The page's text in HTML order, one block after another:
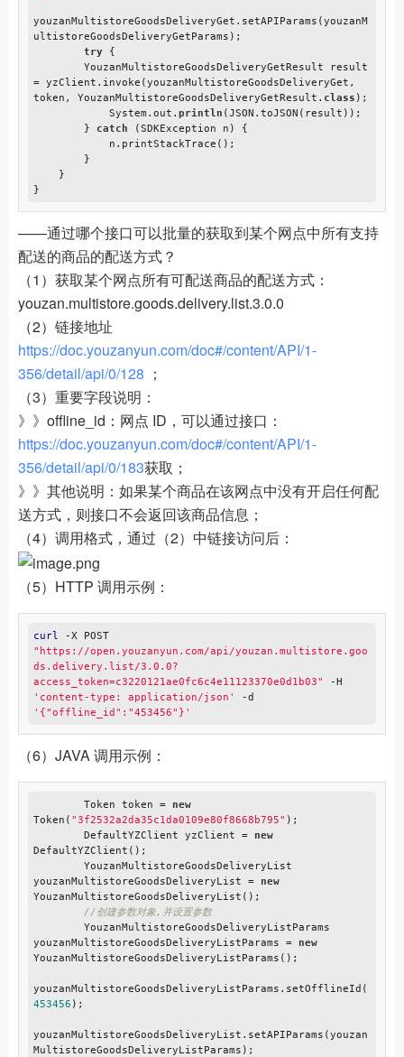
youzanMultistoreGoodsDeliveryGet.setAPIParams(youzanM
ultistoreGoodsDeliveryGetParams);
try {
= yzClient.invoke(youzanMultistoreGoodsDeliveryGet,
token, YouzanMultistoreGoodsDeliveryGetResult. class );
            System.out.
println (JSON.toJSON(result));
        }
catch (SDKException n) {
——通过哪个接口可以批量的获取到某个网点中所有支持
配送的商品的配送方式？
（1）获取某个网点所有可配送商品的配送方式：
youzan.multistore.goods.delivery.list.3.0.0
（2）链接地址
https://doc.youzanyun.com/doc#/content/API/1-
356/detail/api/0/128 ；
（3）重要字段说明：
》》offline_id：网点 ID，可以通过接口：
https://doc.youzanyun.com/doc#/content/API/1-
356/detail/api/0/183获取；
》》其他说明：如果某个商品在该网点中没有开启任何配
送方式，则接口不会返回该商品信息；
（4）调用格式，通过（2）中链接访问后：
（5）HTTP 调用示例：
curl
-X POST
"https://open.youzanyun.com/api/youzan.multistore.goo
ds.delivery.list/3.0.0?
access_token=c3220121ae0fc6c4e11123370e0d1b03"
'content-type: application/json'
'{"offline_id":"453456"}'
（6）JAVA 调用示例：
        Token token =
new
Token( "3f2532a2da35c1da0109e80f8668b795" );
        DefaultYZClient yzClient =
new
DefaultYZClient();
youzanMultistoreGoodsDeliveryList =
new
YouzanMultistoreGoodsDeliveryList();
//创建参数对象,并设置参数
youzanMultistoreGoodsDeliveryListParams =
new
YouzanMultistoreGoodsDeliveryListParams();
youzanMultistoreGoodsDeliveryListParams.setOfflineId(
453456 );
youzanMultistoreGoodsDeliveryList.setAPIParams(youzan
MultistoreGoodsDeliveryListParams);